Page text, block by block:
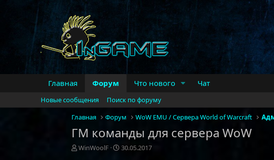
Главная Форум Что нового Чат
Новые сообщения
Поиск по форуму
Главная
Форум WoW EMU / Сервера World of Warcraft
ГМ команды для сервера WoW
А
WinWoolF
Д
30.05.2017